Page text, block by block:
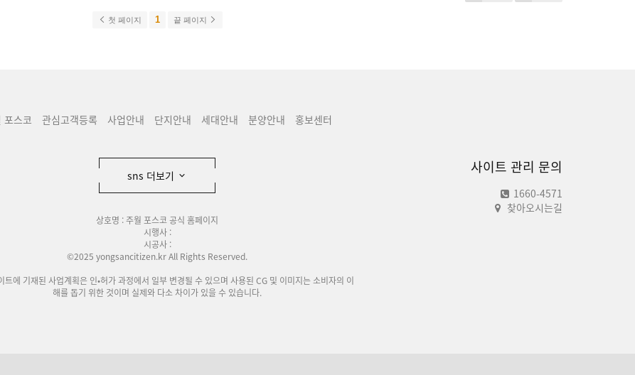
첫 페이지 1 끝 페이지
포스코 관심고객등록 사업안내 단지안내 세대안내 분양안내 홍보센터
사이트 관리 문의
1660-4571
찾아오시는길
sns 더보기
상호명 : 주월 포스코 공식 홈페이지
시행사 :
시공사 :
©2025 yongsancitizen.kr All Rights Reserved.
에 기재된 사업계획은 인•허가 과정에서 일부 변경될 수 있으며 사용된 CG 및 이미지는 소비자의 이
해를 돕기 위한 것이며 실제와 다소 차이가 있을 수 있습니다.